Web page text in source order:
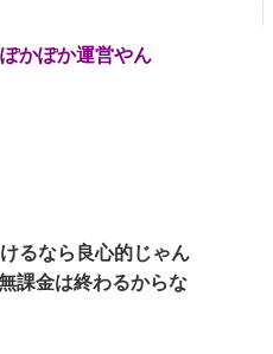
かぽか運営やん
るなら良心的じゃん
課金は終わるからな